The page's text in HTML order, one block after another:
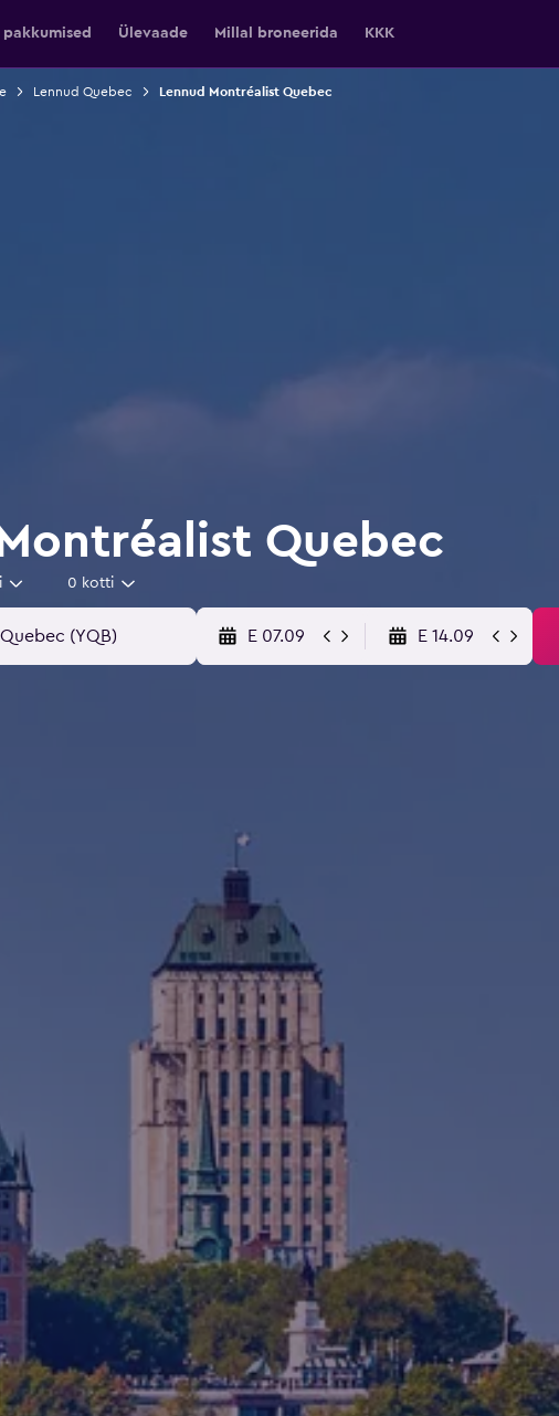
Ülevaade Millal broneerida KKK
Lennud Quebec Lennud Montréalist Quebec
Quebec
0 kotti
E 07.09 E 14.09